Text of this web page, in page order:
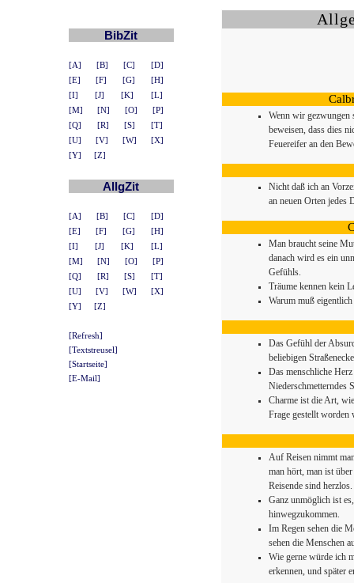
BibZit
[A] [B] [C]
[D]
[E]
[F] [G]
[H]
[I]
[J] [K]
[L]
[M]
[N] [O]
[P]
[Q]
[R] [S]
[T]
[U]
[V] [W]
[X]
[Y]
[Z]
AllgZit
[A] [B] [C]
[D]
[E]
[F] [G]
[H]
[I]
[J] [K]
[L]
[M]
[N] [O]
[P]
[Q]
[R] [S]
[T]
[U]
[V] [W]
[X]
[Y]
[Z]
[Refresh]
[Textstreusel]
[Startseite]
[E-Mail]
Wenn wir gezwungen
beweisen, dass dies
Feuereifer an den
Nicht daß ich an
an neuen Orten jedes
Man braucht seine
danach wird es ein
Gefühls.
Träume kennen kein
Warum muß
Das Gefühl der
beliebigen
Das menschliche
Niederschmetterndes
Charme ist die Art,
Frage gestellt worden
Auf Reisen nimmt
man hört, man ist
Reisende sind herzlos.
Ganz unmöglich ist
hinwegzukommen.
Im Regen sehen die
sehen die Menschen
Wie gerne würde ich
erkennen, und später